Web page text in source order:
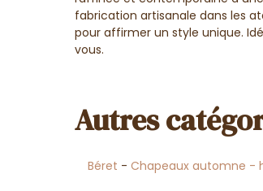
fabrication artisanale dans les
pour affirmer un style unique.
vous.
Autres
Béret - Chapeaux automne -